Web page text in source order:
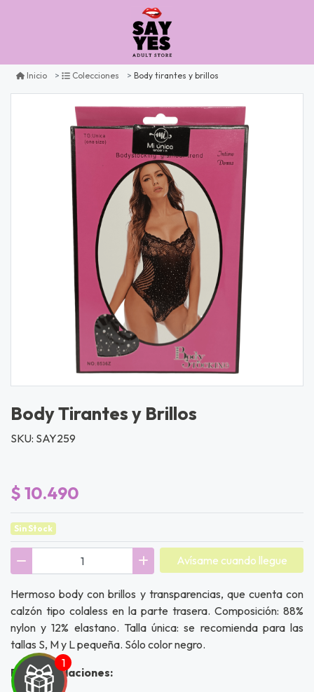
Inicio Colecciones Body tirantes y brillos
Body Tirantes y Brillos
SKU: SAY259
$ 10.490
Sin Stock
Avísame cuando llegue
Hermoso body con brillos y transparencias, que cuenta con
calzón tipo colaless en la parte trasera. Composición: 88%
nylon y 12% elastano. Talla única: se recomienda para las
tallas S, M y L pequeña. Sólo color negro.
Recomendaciones: